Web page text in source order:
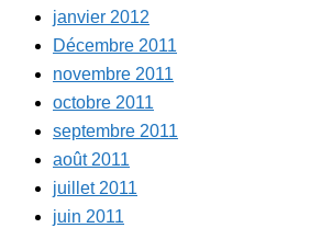
janvier 2012
Décembre 2011
novembre 2011
octobre 2011
septembre 2011
août 2011
juillet 2011
juin 2011